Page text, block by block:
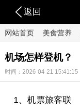
返回
网站首页 美食营养
机场怎样登机？
时间：2026-04-21 15:41:15
1、机票旅客联